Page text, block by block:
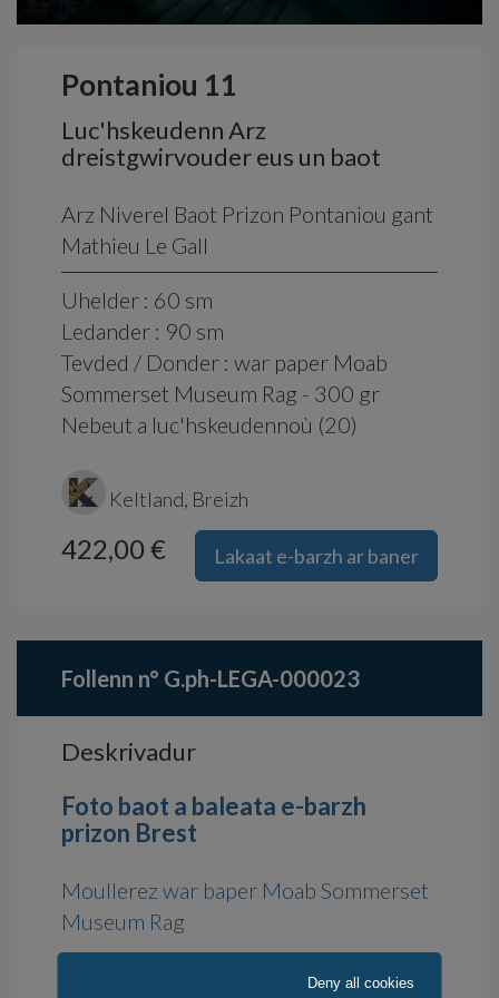
Pontaniou 11
Luc'hskeudenn Arz
dreistgwirvouder eus un baot
Arz Niverel Baot Prizon Pontaniou gant
Mathieu Le Gall
Uhelder : 60 sm
Ledander : 90 sm
Tevded / Donder : war paper Moab
Sommerset Museum Rag - 300 gr
Nebeut a luc'hskeudennoù (20)
Keltland, Breizh
Lakaat e-barzh ar baner
422,00 €
Follenn n° G.ph-LEGA-000023
Deskrivadur
Foto baot a baleata e-barzh
prizon Brest
Moullerez war baper Moab Sommerset
Museum Rag
Deny all cookies